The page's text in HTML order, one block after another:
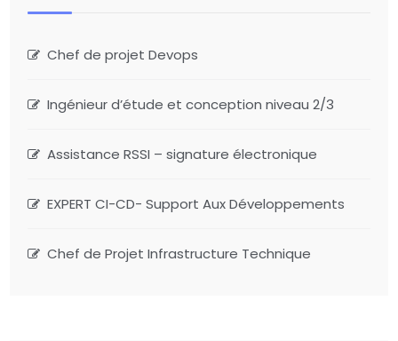
Chef de projet Devops
Ingénieur d’étude et conception niveau 2/3
Assistance RSSI – signature électronique
EXPERT CI-CD- Support Aux Développements
Chef de Projet Infrastructure Technique